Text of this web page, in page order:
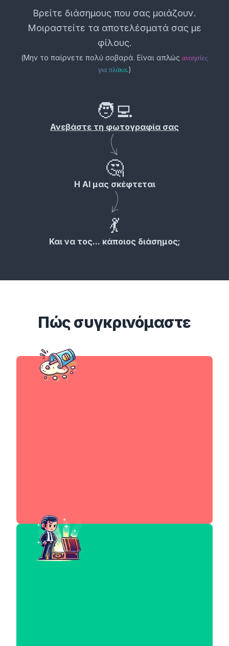
Βρείτε διάσημους που σας μοιάζουν.
Μοιραστείτε τα αποτελέσματά σας με
φίλους.
(Μην το παίρνετε πολύ σοβαρά. Είναι απλώς ανοησίες
για πλάκα.)
🧑‍💻
Ανεβάστε τη φωτογραφία σας
🤔
Η AI μας σκέφτεται
💃
Και να τος... κάποιος διάσημος;
Πώςσυγκρινόμαστε
Άλλες Υπηρεσίες Εύρεσης
Celebrity.Compare